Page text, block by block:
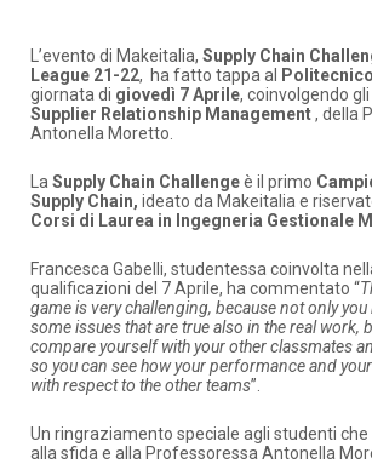
L’evento di Makeitalia, Supply Chain
League 21-22, ha fatto tappa al
giornata di giovedì 7 Aprile, coinvolgendo
Supplier Relationship Management, della
Antonella Moretto.
La Supply Chain Challengeè il primo
Supply Chain, ideato da Makeitalia e
Corsi di Laurea in Ingegneria Gestionale
Francesca Gabelli, studentessa coinvolta
qualificazioni del 7 Aprile, ha commentato “
game is very challenging, because not only
some issues that are true also in the real work,
compare yourself with your other classmates
so you can see how your performance and
with respect to the other teams”.
Un ringraziamento speciale agli studenti
alla sfida e alla Professoressa Antonella